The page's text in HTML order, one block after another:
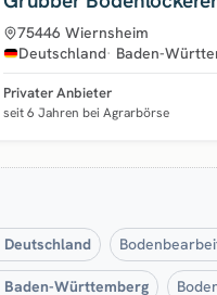
75446 Wiernsheim
Deutschland Baden-
Privater Anbieter
seit 6 Jahren bei Agrarbörse
Deutschland
Baden-Württemberg